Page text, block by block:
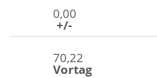
0,00
+/-
70,22
Vortag